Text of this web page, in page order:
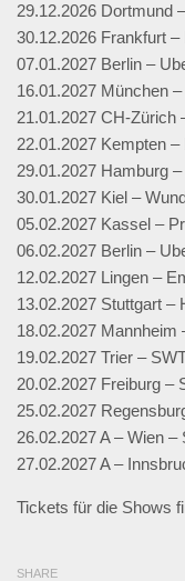
29.12.2026 Dortmund
30.12.2026 Frankfurt
07.01.2027 Berlin –
16.01.2027 München
21.01.2027 CH-Zürich
22.01.2027 Kempten
29.01.2027 Hamburg
30.01.2027 Kiel –
05.02.2027 Kassel –
06.02.2027 Berlin –
12.02.2027 Lingen –
13.02.2027 Stuttgart –
18.02.2027 Mannheim
19.02.2027 Trier –
20.02.2027 Freiburg –
25.02.2027
26.02.2027 A – Wien –
27.02.2027 A –
Tickets für die Shows
SHARE